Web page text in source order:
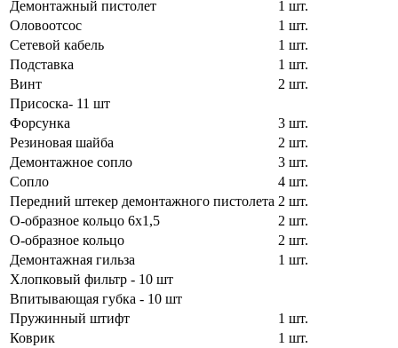
Демонтажный пистолет
1 шт.
Оловоотсос
1 шт.
Сетевой кабель
1 шт.
Подставка
1 шт.
Винт
2 шт.
Присоска- 11 шт
Форсунка
3 шт.
Резиновая шайба
2 шт.
Демонтажное сопло
3 шт.
Сопло
4 шт.
Передний штекер демонтажного пистолета 2 шт.
О-образное кольцо 6х1,5
2 шт.
О-образное кольцо
2 шт.
Демонтажная гильза
1 шт.
Хлопковый фильтр - 10 шт
Впитывающая губка - 10 шт
Пружинный штифт
1 шт.
Коврик
1 шт.